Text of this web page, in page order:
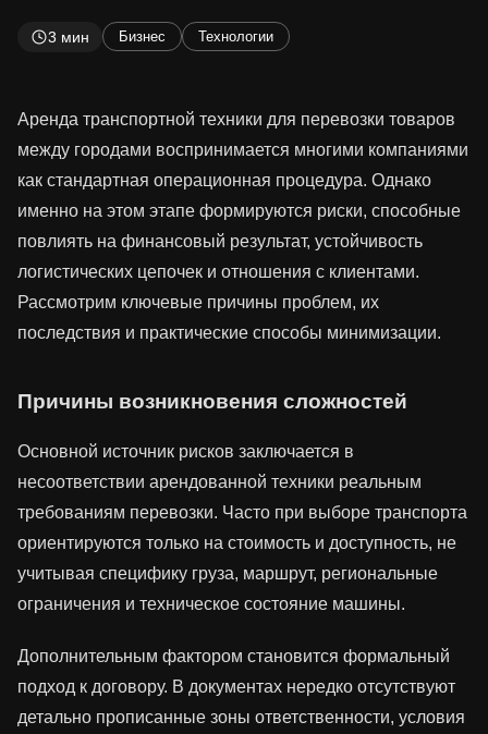
3 мин Бизнес Технологии
Аренда транспортной техники для перевозки товаров
между городами воспринимается многими компаниями
как стандартная операционная процедура. Однако
именно на этом этапе формируются риски, способные
повлиять на финансовый результат, устойчивость
логистических цепочек и отношения с клиентами.
Рассмотрим ключевые причины проблем, их
последствия и практические способы минимизации.
Причины возникновения сложностей
Основной источник рисков заключается в
несоответствии арендованной техники реальным
требованиям перевозки. Часто при выборе транспорта
ориентируются только на стоимость и доступность, не
учитывая специфику груза, маршрут, региональные
ограничения и техническое состояние машины.
Дополнительным фактором становится формальный
подход к договору. В документах нередко отсутствуют
детально прописанные зоны ответственности, условия